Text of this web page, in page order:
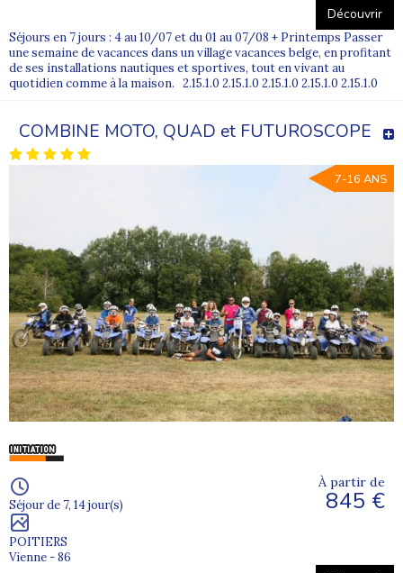
Découvrir
Séjours en 7 jours : 4 au 10/07 et du 01 au 07/08 + Printemps Passer
une semaine de vacances dans un village vacances belge, en profitant
de ses installations nautiques et sportives, tout en vivant au
quotidien comme à la maison. 2.15.1.0 2.15.1.0 2.15.1.0 2.15.1.0 2.15.1.0
COMBINE MOTO, QUAD et FUTUROSCOPE
7-16 ANS
Séjour de 7, 14 jour(s)
POITIERS
Vienne - 86
À partir de
845 €